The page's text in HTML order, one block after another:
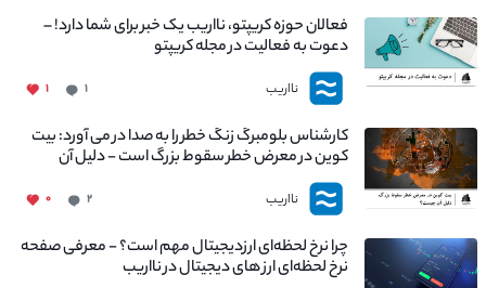
فعالان حوزه کریپتو، نااریب یک خبر برای شما دارد! –
دعوت به فعالیت در مجله کریپتو
نااریب ۱ ۱
کارشناس بلومبرگ زنگ خطر را به صدا در می آورد: بیت
کوین در معرض خطر سقوط بزرگ است - دلیل آن
چیست؟
نااریب ۲ ۰
چرا نرخ لحظه‌ای ارزدیجیتال مهم است؟ - معرفی صفحه
نرخ لحظه‌ای ارز های دیجیتال در نااریب